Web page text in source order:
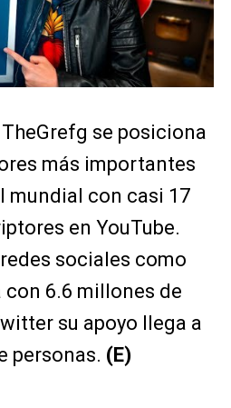
se posiciona
más importantes
mundial con casi 17
en YouTube.
sociales como
con 6.6 millones de
su apoyo llega a
personas. (E)